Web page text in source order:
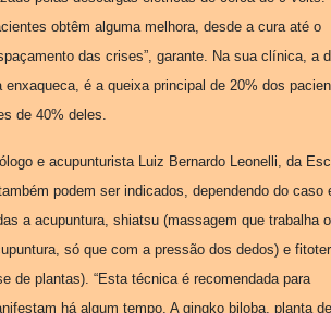
obtêm alguma melhora, desde a cura até o
das crises”, garante. Na sua clínica, a
enxaqueca, é a queixa principal de 20% dos
de 40% deles.
e acupunturista Luiz Bernardo Leonelli, da
podem ser indicados, dependendo do caso
a acupuntura, shiatsu (massagem que trabalha
só que com a pressão dos dedos) e
de plantas). “Esta técnica é recomendada para
há algum tempo. A gingko biloba, planta de